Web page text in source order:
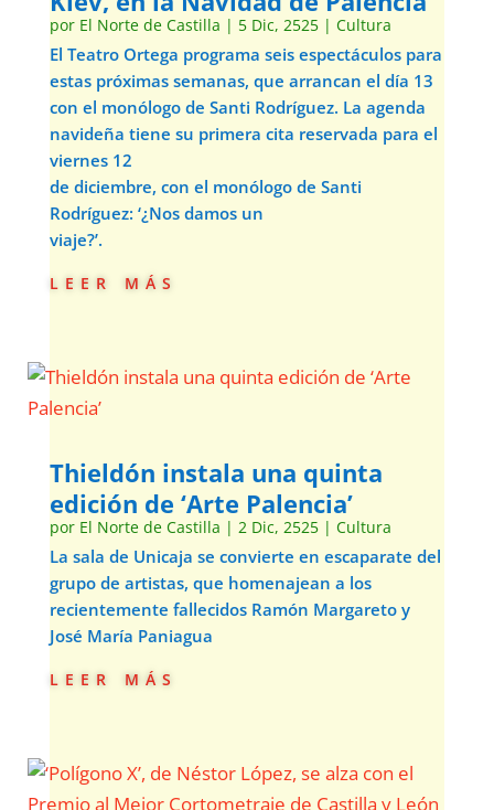
por El Norte de Castilla | 5 Dic, 2525| Cultura
El Teatro Ortega programa seis espectáculos para
estas próximas semanas, que arrancan el día 13
con el monólogo de Santi Rodríguez. La agenda
navideña tiene su primera cita reservada para el
viernes 12
de diciembre, con el monólogo de Santi
Rodríguez: ‘¿Nos damos un
viaje?’.
leer más
Thieldón instala una quinta
edición de ‘Arte Palencia’
por El Norte de Castilla | 2 Dic, 2525| Cultura
La sala de Unicaja se convierte en escaparate del
grupo de artistas, que homenajean a los
recientemente fallecidos Ramón Margareto y
José María Paniagua
leer más